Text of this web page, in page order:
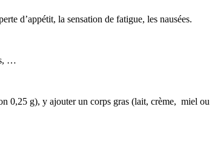
d’appétit, la sensation de fatigue, les nausées.
…
0,25 g), y ajouter un corps gras (lait, crème, miel